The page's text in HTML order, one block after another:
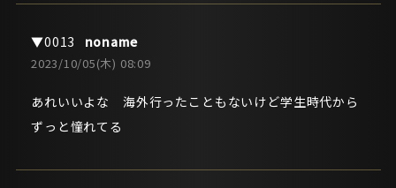
noname
2023/10/05(木) 08:09
あれいいよな 海外行ったこともないけど学生時代から
ずっと憧れてる